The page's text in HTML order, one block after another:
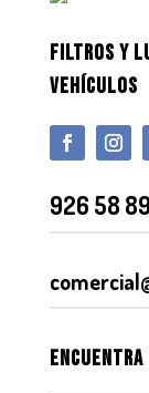
FILTROS Y
VEHÍCULOS
926 58